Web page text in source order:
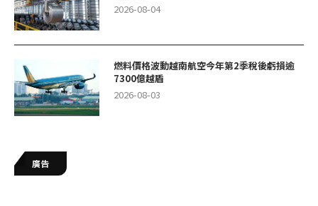
2026-08-04
燃料價格波動越南航空今年第2季稅後虧損逾
7300億越盾
2026-08-03
廣告